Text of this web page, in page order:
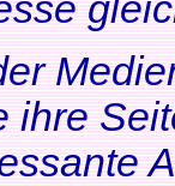
ihre